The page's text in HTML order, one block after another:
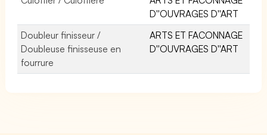
D''OUVRAGES D''ART
Doubleur finisseur /
Doubleuse finisseuse en
fourrure
ARTS ET FACONNAGE
D''OUVRAGES D''ART